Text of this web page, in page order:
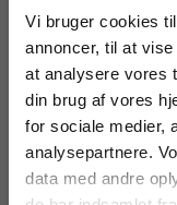
Vi bruger cookies
annoncer, til at
at analysere vores
din brug af vores
for sociale medier,
analysepartnere.
data med andre
Forudbestilling
For
studerende.
vist priser